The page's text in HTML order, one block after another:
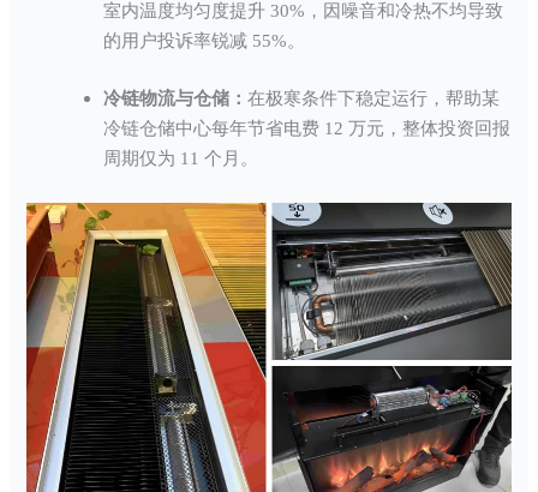
室内温度均匀度提升 30%，因噪音和冷热不均导致
的用户投诉率锐减 55%。
冷链物流与仓储：在极寒条件下稳定运行，帮助某
冷链仓储中心每年节省电费 12 万元，整体投资回报
周期仅为 11 个月。